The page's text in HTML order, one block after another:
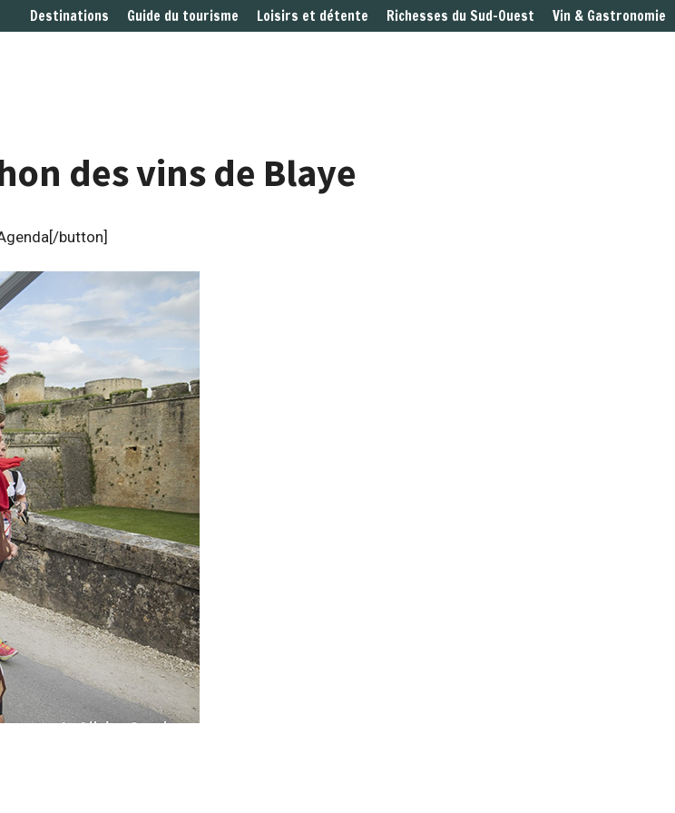
Destinations Guide du tourisme Loisirs et détente Richesses du Sud-Ouest Vin & Gastronomie
des vins de Blaye
button]